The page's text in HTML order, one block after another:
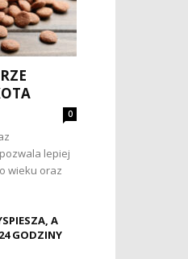
0
lepiej
wieku oraz
A
GODZINY